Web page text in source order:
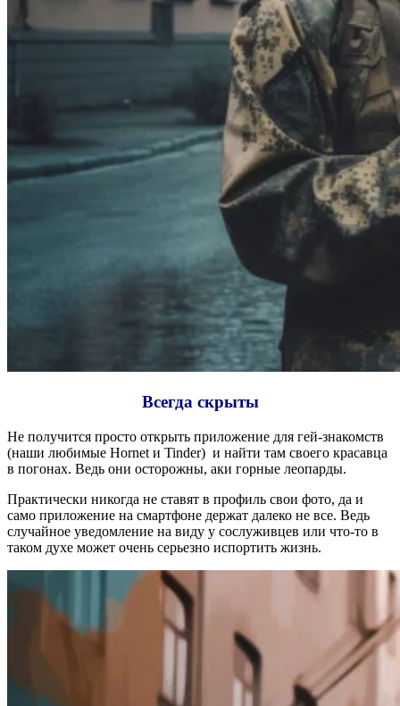
Всегда скрыты
Не получится просто открыть приложение для гей-знакомств
(наши любимые Hornet и Tinder) и найти там своего красавца
в погонах. Ведь они осторожны, аки горные леопарды.
Практически никогда не ставят в профиль свои фото, да и
само приложение на смартфоне держат далеко не все. Ведь
случайное уведомление на виду у сослуживцев или что-то в
таком духе может очень серьезно испортить жизнь.